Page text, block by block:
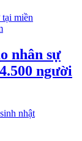
nhân sự
người